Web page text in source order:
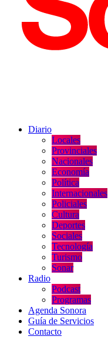
Diario
Locales
Provinciales
Nacionales
Economía
Política
Internacionales
Policiales
Cultura
Deportes
Sociales
Tecnología
Turismo
Sonar
Radio
Podcast
Programas
Agenda Sonora
Guía de Servicios
Contacto